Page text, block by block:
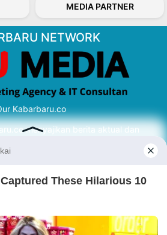
MEDIA PARTNER
NETWORK
Kabarbaru.co
menyajikan berita aktual dan
dari sumber yang tepat.
Follow Kabarbaru